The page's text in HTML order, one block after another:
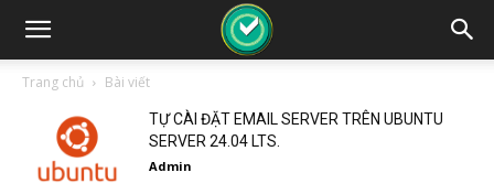
Trang chủ Bài viết
TỰ CÀI ĐẶT EMAIL SERVER TRÊN UBUNTU
SERVER 24.04 LTS.
Admin